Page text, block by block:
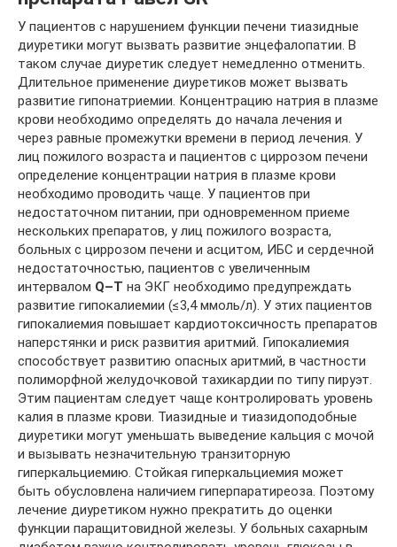
У пациентов с нарушением функции печени тиазидные
диуретики могут вызвать развитие энцефалопатии. В
таком случае диуретик следует немедленно отменить.
Длительное применение диуретиков может вызвать
развитие гипонатриемии. Концентрацию натрия в плазме
крови необходимо определять до начала лечения и
через равные промежутки времени в период лечения. У
лиц пожилого возраста и пациентов с циррозом печени
определение концентрации натрия в плазме крови
необходимо проводить чаще. У пациентов при
недостаточном питании, при одновременном приеме
нескольких препаратов, у лиц пожилого возраста,
больных с циррозом печени и асцитом, ИБС и сердечной
недостаточностью, пациентов с увеличенным
интервалом Q–T на ЭКГ необходимо предупреждать
развитие гипокалиемии (≤3,4 ммоль/л). У этих пациентов
гипокалиемия повышает кардиотоксичность препаратов
наперстянки и риск развития аритмий. Гипокалиемия
способствует развитию опасных аритмий, в частности
полиморфной желудочковой тахикардии по типу пируэт.
Этим пациентам следует чаще контролировать уровень
калия в плазме крови. Тиазидные и тиазидоподобные
диуретики могут уменьшать выведение кальция с мочой
и вызывать незначительную транзиторную
гиперкальциемию. Стойкая гиперкальциемия может
быть обусловлена наличием гиперпаратиреоза. Поэтому
лечение диуретиком нужно прекратить до оценки
функции паращитовидной железы. У больных сахарным